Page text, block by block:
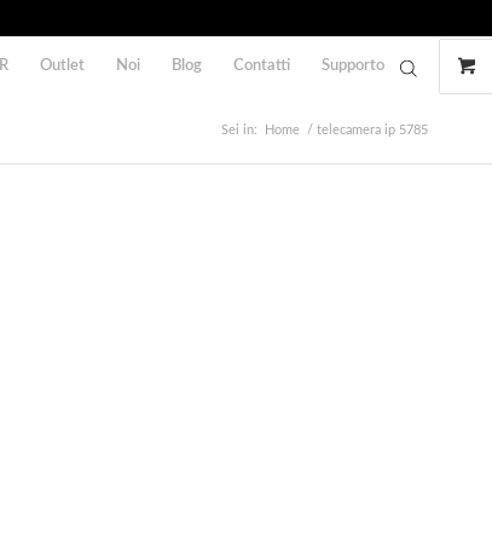
Outlet Noi Blog Contatti Supporto
Sei in: Home / telecamera ip 5785